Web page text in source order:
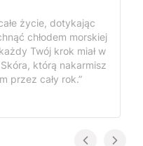
życie, dotykając
chłodem morskiej
Twój krok miał w
którą nakarmisz
przez cały rok.”